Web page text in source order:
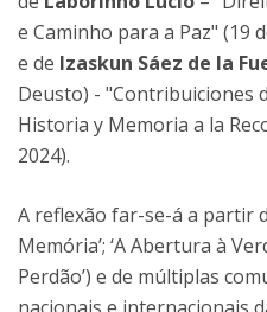
e Caminho para a Paz" (19
e de Izaskun Sáez de la
Deusto) - "Contribuiciones
Historia y Memoria a la
2024).
A reflexão far-se-á a partir
Memória’; ‘A Abertura à
Perdão’) e de múltiplas